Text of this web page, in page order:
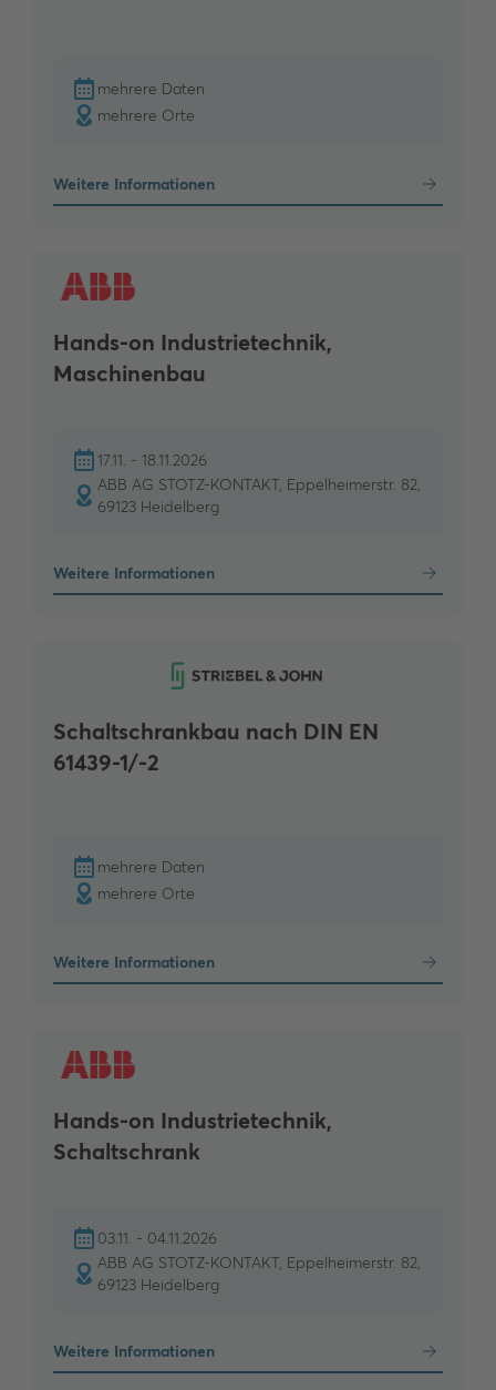
mehrere Daten
mehrere Orte
Weitere Informationen
Hands-on Industrietechnik,
Maschinenbau
17.11. - 18.11.2026
ABB AG STOTZ-KONTAKT, Eppelheimerstr. 82,
69123 Heidelberg
Weitere Informationen
Schaltschrankbau nach DIN EN
61439-1/-2
mehrere Daten
mehrere Orte
Weitere Informationen
Hands-on Industrietechnik,
Schaltschrank
03.11. - 04.11.2026
ABB AG STOTZ-KONTAKT, Eppelheimerstr. 82,
69123 Heidelberg
Weitere Informationen